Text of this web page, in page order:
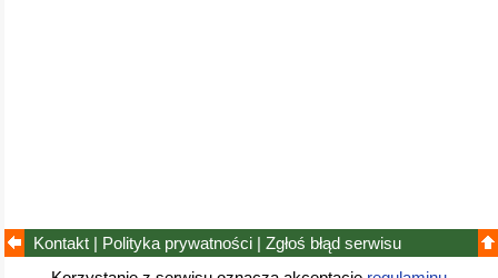
Kontakt | Polityka prywatności | Zgłoś błąd serwisu